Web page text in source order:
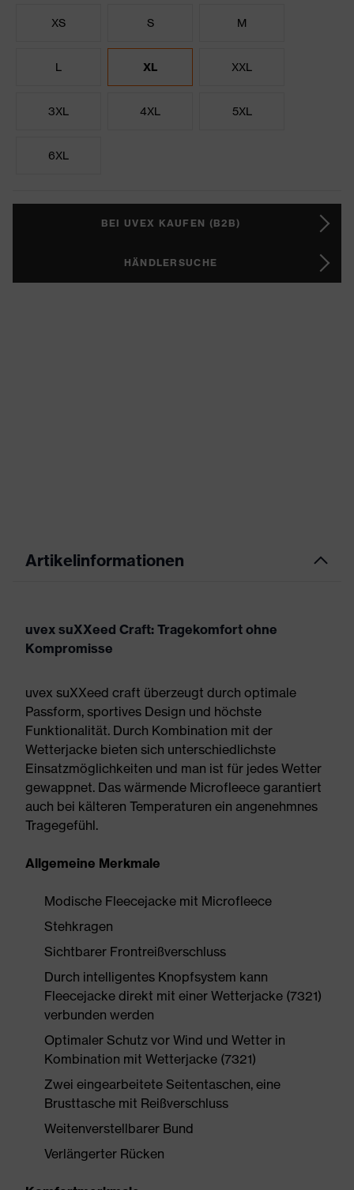
XS S M
L XL XXL
3XL 4XL 5XL
6XL
BEI UVEX KAUFEN (B2B)
HÄNDLERSUCHE
Artikelinformationen
uvex suXXeed Craft: Tragekomfort ohne
Kompromisse
uvex suXXeed craft überzeugt durch optimale
Passform, sportives Design und höchste
Funktionalität. Durch Kombination mit der
Wetterjacke bieten sich unterschiedlichste
Einsatzmöglichkeiten und man ist für jedes Wetter
gewappnet. Das wärmende Microfleece garantiert
auch bei kälteren Temperaturen ein angenehmnes
Tragegefühl.
Allgemeine Merkmale
Modische Fleecejacke mit Microfleece
Stehkragen
Sichtbarer Frontreißverschluss
Durch intelligentes Knopfsystem kann
Fleecejacke direkt mit einer Wetterjacke (7321)
verbunden werden
Optimaler Schutz vor Wind und Wetter in
Kombination mit Wetterjacke (7321)
Zwei eingearbeitete Seitentaschen, eine
Brusttasche mit Reißverschluss
Weitenverstellbarer Bund
Verlängerter Rücken